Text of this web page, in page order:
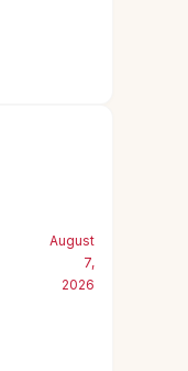
August
7,
2026